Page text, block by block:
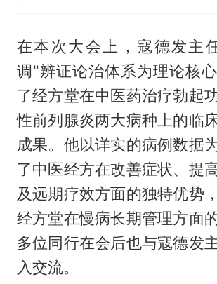
在本次大会上，寇德发主
调"辨证论治体系为理论核
了经方堂在中医药治疗勃起
性前列腺炎两大病种上的临
成果。他以详实的病例数据
了中医经方在改善症状、提
及远期疗效方面的独特优势
经方堂在慢病长期管理方面
多位同行在会后也与寇德发
入交流。